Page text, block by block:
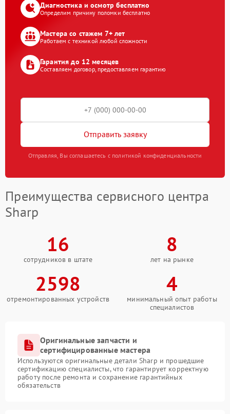
Диагностика и осмотр бесплатно
Определим причину поломки бесплатно
Мастера со стажем 7+ лет
Работаем с техникой любой сложности
Гарантия до 12 месяцев
Составляем договор, предоставляем гарантию
Отправить заявку
Отправляя, Вы соглашаетесь с политикой конфиденциальности
Преимущества сервисного центра
Sharp
16
сотрудников в штате
8
лет на рынке
2598
отремонтированных устройств
4
минимальный опыт работы
специалистов
Оригинальные запчасти и
сертифицированные мастера
Используются оригинальные детали Sharp и прошедшие
сертификацию специалисты, что гарантирует корректную
работу после ремонта и сохранение гарантийных
обязательств